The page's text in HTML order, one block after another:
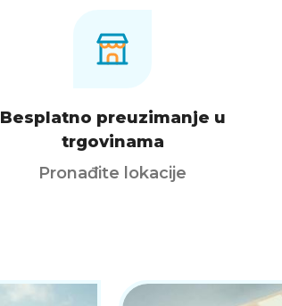
Besplatno preuzimanje u
trgovinama
Pronađite lokacije